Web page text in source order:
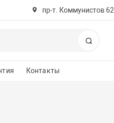
пр-т. Коммунистов 62
Контакты